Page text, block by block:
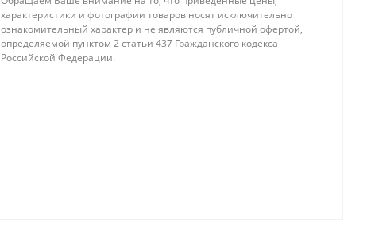
характеристики и фотографии товаров носят исключительно
ознакомительный характер и не являются публичной офертой,
определяемой пунктом 2 статьи 437 Гражданского кодекса
Российской Федерации.